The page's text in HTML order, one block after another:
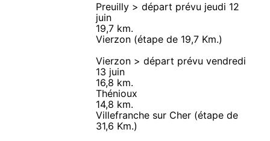
Preuilly > départ prévu jeudi 12
juin
19,7 km.
Vierzon (étape de 19,7 Km.)
Vierzon > départ prévu vendredi
13 juin
16,8 km.
Thénioux
14,8 km.
Villefranche sur Cher (étape de
31,6 Km.)